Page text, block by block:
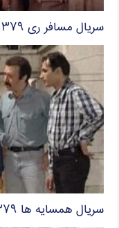
سریال مسافر ری ۱۳۷۹
سریال همسایه ها ۱۳۷۹